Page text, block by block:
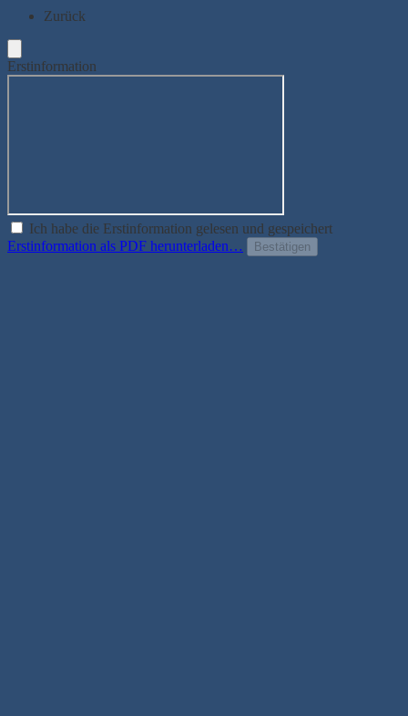
Zurück
Erstinformation
Ich habe die Erstinformation gelesen und gespeichert
Erstinformation als PDF herunterladen…
Bestätigen